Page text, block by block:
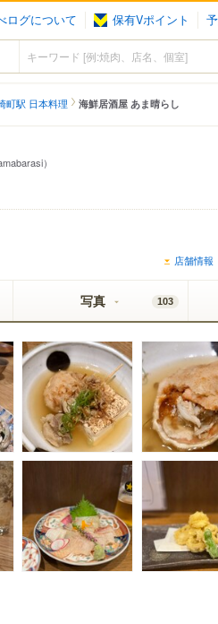
ログについて 保有Vポイント
町駅 日本料理 海鮮居酒屋 あま晴らし
）
店舗情報
写真 103